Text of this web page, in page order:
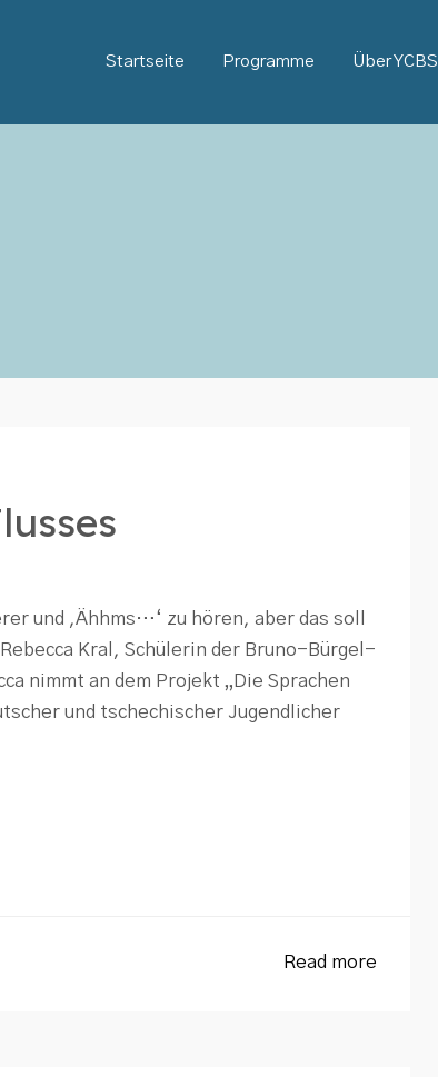
Startseite Programme Über YCBS
und ,Ähhms…‘ zu hören, aber das soll
Kral, Schülerin der Bruno-Bürgel-
nimmt an dem Projekt „Die Sprachen
und tschechischer Jugendlicher
Read more